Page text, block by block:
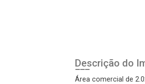
Descrição do
Área comercial de
Login